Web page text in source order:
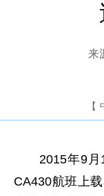
来
【
2015年9月
CA430航班上